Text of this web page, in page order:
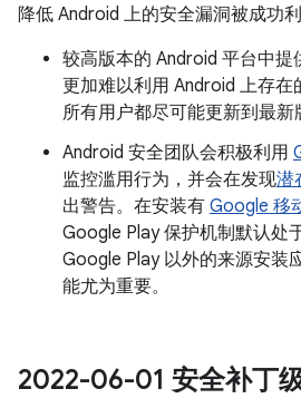
降低 Android 上的安全漏洞被成功利
较高版本的 Android 平台中
更加难以利用 Android 上存在
所有用户都尽可能更新到最新
Android 安全团队会积极利用
监控滥用行为，并会在发现潜
出警告。在安装有 Google 移
Google Play 保护机制默认处
Google Play 以外的来源安装
能尤为重要。
2022-06-01 安全补丁